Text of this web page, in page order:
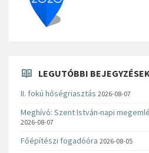
LEGUTÓBBI BEJEGYZÉSEK
II. fokú hőségriasztás 2026-08-07
Meghívó: Szent István-napi
2026-08-07
Főépítészi fogadóóra 2026-08-05